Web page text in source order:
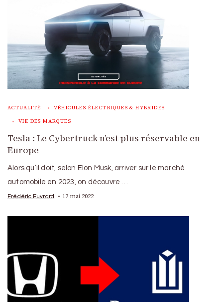
ACTUALITÉ VÉHICULES ÉLECTRIQUES & HYBRIDES
VIE DES MARQUES
Tesla : Le Cybertruck n’est plus réservable en
Europe
Alors qu’il doit, selon Elon Musk, arriver sur le marché
automobile en 2023, on découvre …
Frédéric Euvrard 17 mai 2022